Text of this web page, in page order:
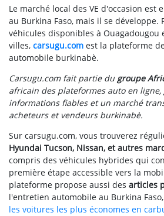
Le marché local des VE d'occasion est
au Burkina Faso, mais il se développe.
véhicules disponibles à Ouagadougou
villes, carsugu.com est la plateforme
automobile burkinabè.
Carsugu.com fait partie du groupe
africain des plateformes auto en
informations fiables et un marché
acheteurs et vendeurs burkinabè.
Sur carsugu.com, vous trouverez
Hyundai Tucson, Nissan, et autres
compris des véhicules hybrides qui
première étape accessible vers la
plateforme propose aussi des articles
l'entretien automobile au Burkina
les voitures les plus économes en